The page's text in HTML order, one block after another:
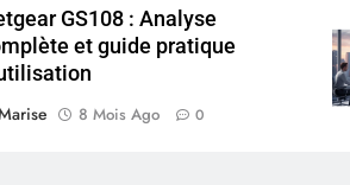
GS108 : Analyse
et guide pratique
8 Mois Ago 0